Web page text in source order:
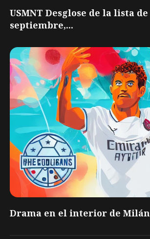
USMNT Desglose de la lista de
septiembre,...
Drama en el interior de Milán